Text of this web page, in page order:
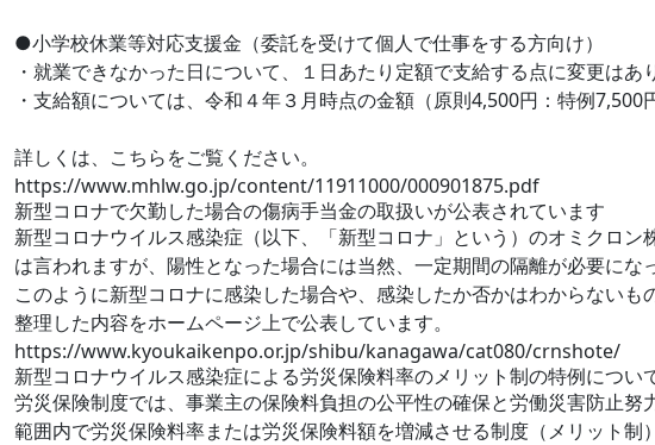
●小学校休業等対応支援金（委託を受けて個人で仕事をする方向け）
・就業できなかった日について、１日あたり定額で支給する点に変更はあ
・支給額については、令和４年３月時点の金額（原則4,500円：特例7,500
詳しくは、こちらをご覧ください。
https://www.mhlw.go.jp/content/11911000/000901875.pdf
新型コロナで欠勤した場合の傷病手当金の取扱いが公表されています
新型コロナウイルス感染症（以下、「新型コロナ」という）のオミクロ
は言われますが、陽性となった場合には当然、一定期間の隔離が必要にな
このように新型コロナに感染した場合や、感染したか否かはわからない
整理した内容をホームページ上で公表しています。
https://www.kyoukaikenpo.or.jp/shibu/kanagawa/cat080/crnshote/
新型コロナウイルス感染症による労災保険料率のメリット制の特例につい
労災保険制度では、事業主の保険料負担の公平性の確保と労働災害防止
範囲内で労災保険料率または労災保険料額を増減させる制度（メリット